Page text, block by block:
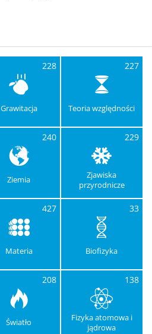
228
Grawitacja
227
Teoria względności
240
Ziemia
229
Zjawiska
przyrodnicze
427
Materia
33
Biofizyka
208
Światło
138
Fizyka atomowa i
jądrowa